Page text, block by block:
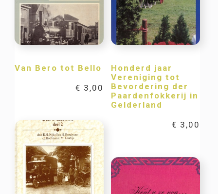
Van Bero tot Bello
€ 3,00
Honderd jaar
Vereniging tot
Bevordering der
Paardenfokkerij in
Gelderland
€ 3,00